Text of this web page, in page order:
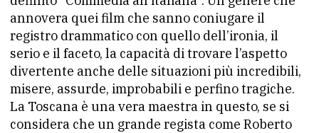
annovera quei film che sanno coniugare il
registro drammatico con quello dell’ironia, il
serio e il faceto, la capacità di trovare l’aspetto
divertente anche delle situazioni più incredibili,
misere, assurde, improbabili e perfino tragiche.
La Toscana è una vera maestra in questo, se si
considera che un grande regista come Roberto